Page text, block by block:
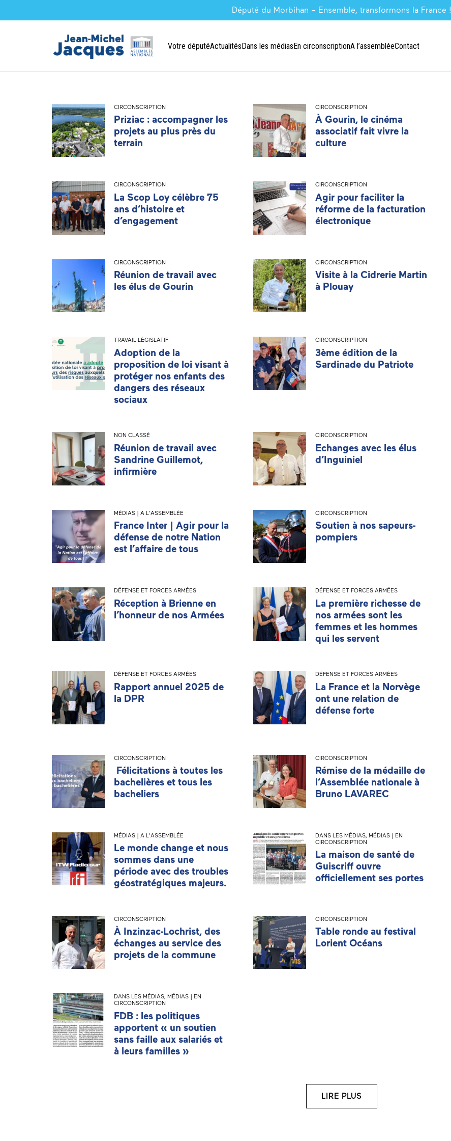
Député du Morbihan – Ensemble, transformons la France !
Votre députéActualitésDans les médiasEn circonscriptionA l’assembléeContact
CIRCONSCRIPTION
Priziac : accompagner les
projets au plus près du
terrain
CIRCONSCRIPTION
À Gourin, le cinéma
associatif fait vivre la
culture
CIRCONSCRIPTION
La Scop Loy célèbre 75
ans d’histoire et
d’engagement
CIRCONSCRIPTION
Agir pour faciliter la
réforme de la facturation
électronique
CIRCONSCRIPTION
Réunion de travail avec
les élus de Gourin
CIRCONSCRIPTION
Visite à la Cidrerie Martin
à Plouay
TRAVAIL LÉGISLATIF
Adoption de la
proposition de loi visant à
protéger nos enfants des
dangers des réseaux
sociaux
CIRCONSCRIPTION
3ème édition de la
Sardinade du Patriote
NON CLASSÉ
Réunion de travail avec
Sandrine Guillemot,
infirmière
CIRCONSCRIPTION
Echanges avec les élus
d’Inguiniel
MÉDIAS | A L'ASSEMBLÉE
France Inter | Agir pour la
défense de notre Nation
est l’affaire de tous
CIRCONSCRIPTION
Soutien à nos sapeurs-
pompiers
DÉFENSE ET FORCES ARMÉES
Réception à Brienne en
l’honneur de nos Armées
DÉFENSE ET FORCES ARMÉES
La première richesse de
nos armées sont les
femmes et les hommes
qui les servent
DÉFENSE ET FORCES ARMÉES
Rapport annuel 2025 de
la DPR
DÉFENSE ET FORCES ARMÉES
La France et la Norvège
ont une relation de
défense forte
CIRCONSCRIPTION
Félicitations à toutes les
bachelières et tous les
bacheliers
CIRCONSCRIPTION
Rémise de la médaille de
l’Assemblée nationale à
Bruno LAVAREC
MÉDIAS | A L'ASSEMBLÉE
Le monde change et nous
sommes dans une
période avec des troubles
géostratégiques majeurs.
DANS LES MÉDIAS, MÉDIAS | EN
CIRCONSCRIPTION
La maison de santé de
Guiscriff ouvre
officiellement ses portes
CIRCONSCRIPTION
À Inzinzac-Lochrist, des
échanges au service des
projets de la commune
CIRCONSCRIPTION
Table ronde au festival
Lorient Océans
DANS LES MÉDIAS, MÉDIAS | EN
CIRCONSCRIPTION
FDB : les politiques
apportent « un soutien
sans faille aux salariés et
à leurs familles »
LIRE PLUS